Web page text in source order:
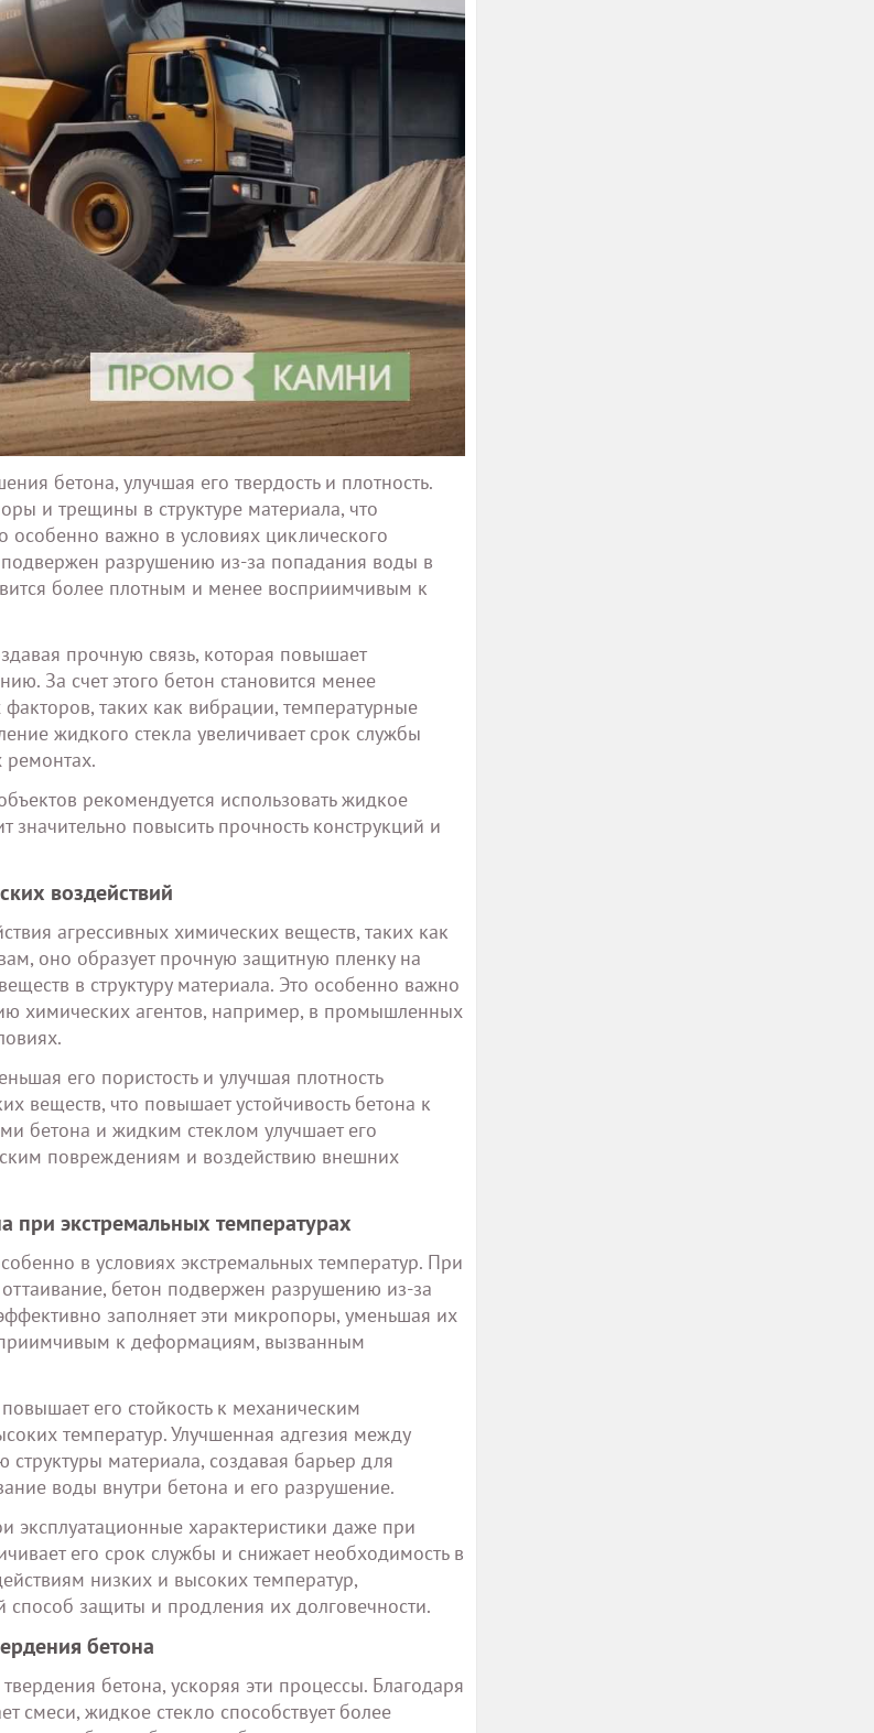
бетона, улучшая его твердость и плотность.
и трещины в структуре материала, что
особенно важно в условиях циклического
разрушению из-за попадания воды в
более плотным и менее восприимчивым к
прочную связь, которая повышает
За счет этого бетон становится менее
таких как вибрации, температурные
жидкого стекла увеличивает срок службы
ремонтах.
рекомендуется использовать жидкое
значительно повысить прочность конструкций и
воздействий
агрессивных химических веществ, таких как
оно образует прочную защитную пленку на
в структуру материала. Это особенно важно
химических агентов, например, в промышленных
его пористость и улучшая плотность
веществ, что повышает устойчивость бетона к
бетона и жидким стеклом улучшает его
повреждениям и воздействию внешних
при экстремальных температурах
в условиях экстремальных температур. При
бетон подвержен разрушению из-за
заполняет эти микропоры, уменьшая их
к деформациям, вызванным
его стойкость к механическим
температур. Улучшенная адгезия между
материала, создавая барьер для
воды внутри бетона и его разрушение.
эксплуатационные характеристики даже при
его срок службы и снижает необходимость в
низких и высоких температур,
защиты и продления их долговечности.
бетона
бетона, ускоряя эти процессы. Благодаря
смеси, жидкое стекло способствует более